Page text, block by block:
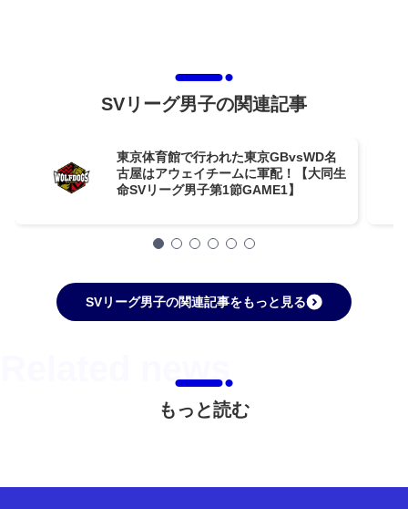
SVリーグ男子の関連記事
東京体育館で行われた東京GBvsWD名
古屋はアウェイチームに軍配！【大同生
命SVリーグ男子第1節GAME1】
SVリーグ男子の関連記事をもっと見る
もっと読む